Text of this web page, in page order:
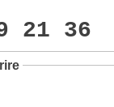
21 36